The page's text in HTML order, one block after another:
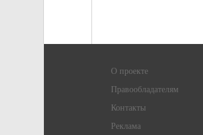
О проекте
Правообладателям
Контакты
Реклама